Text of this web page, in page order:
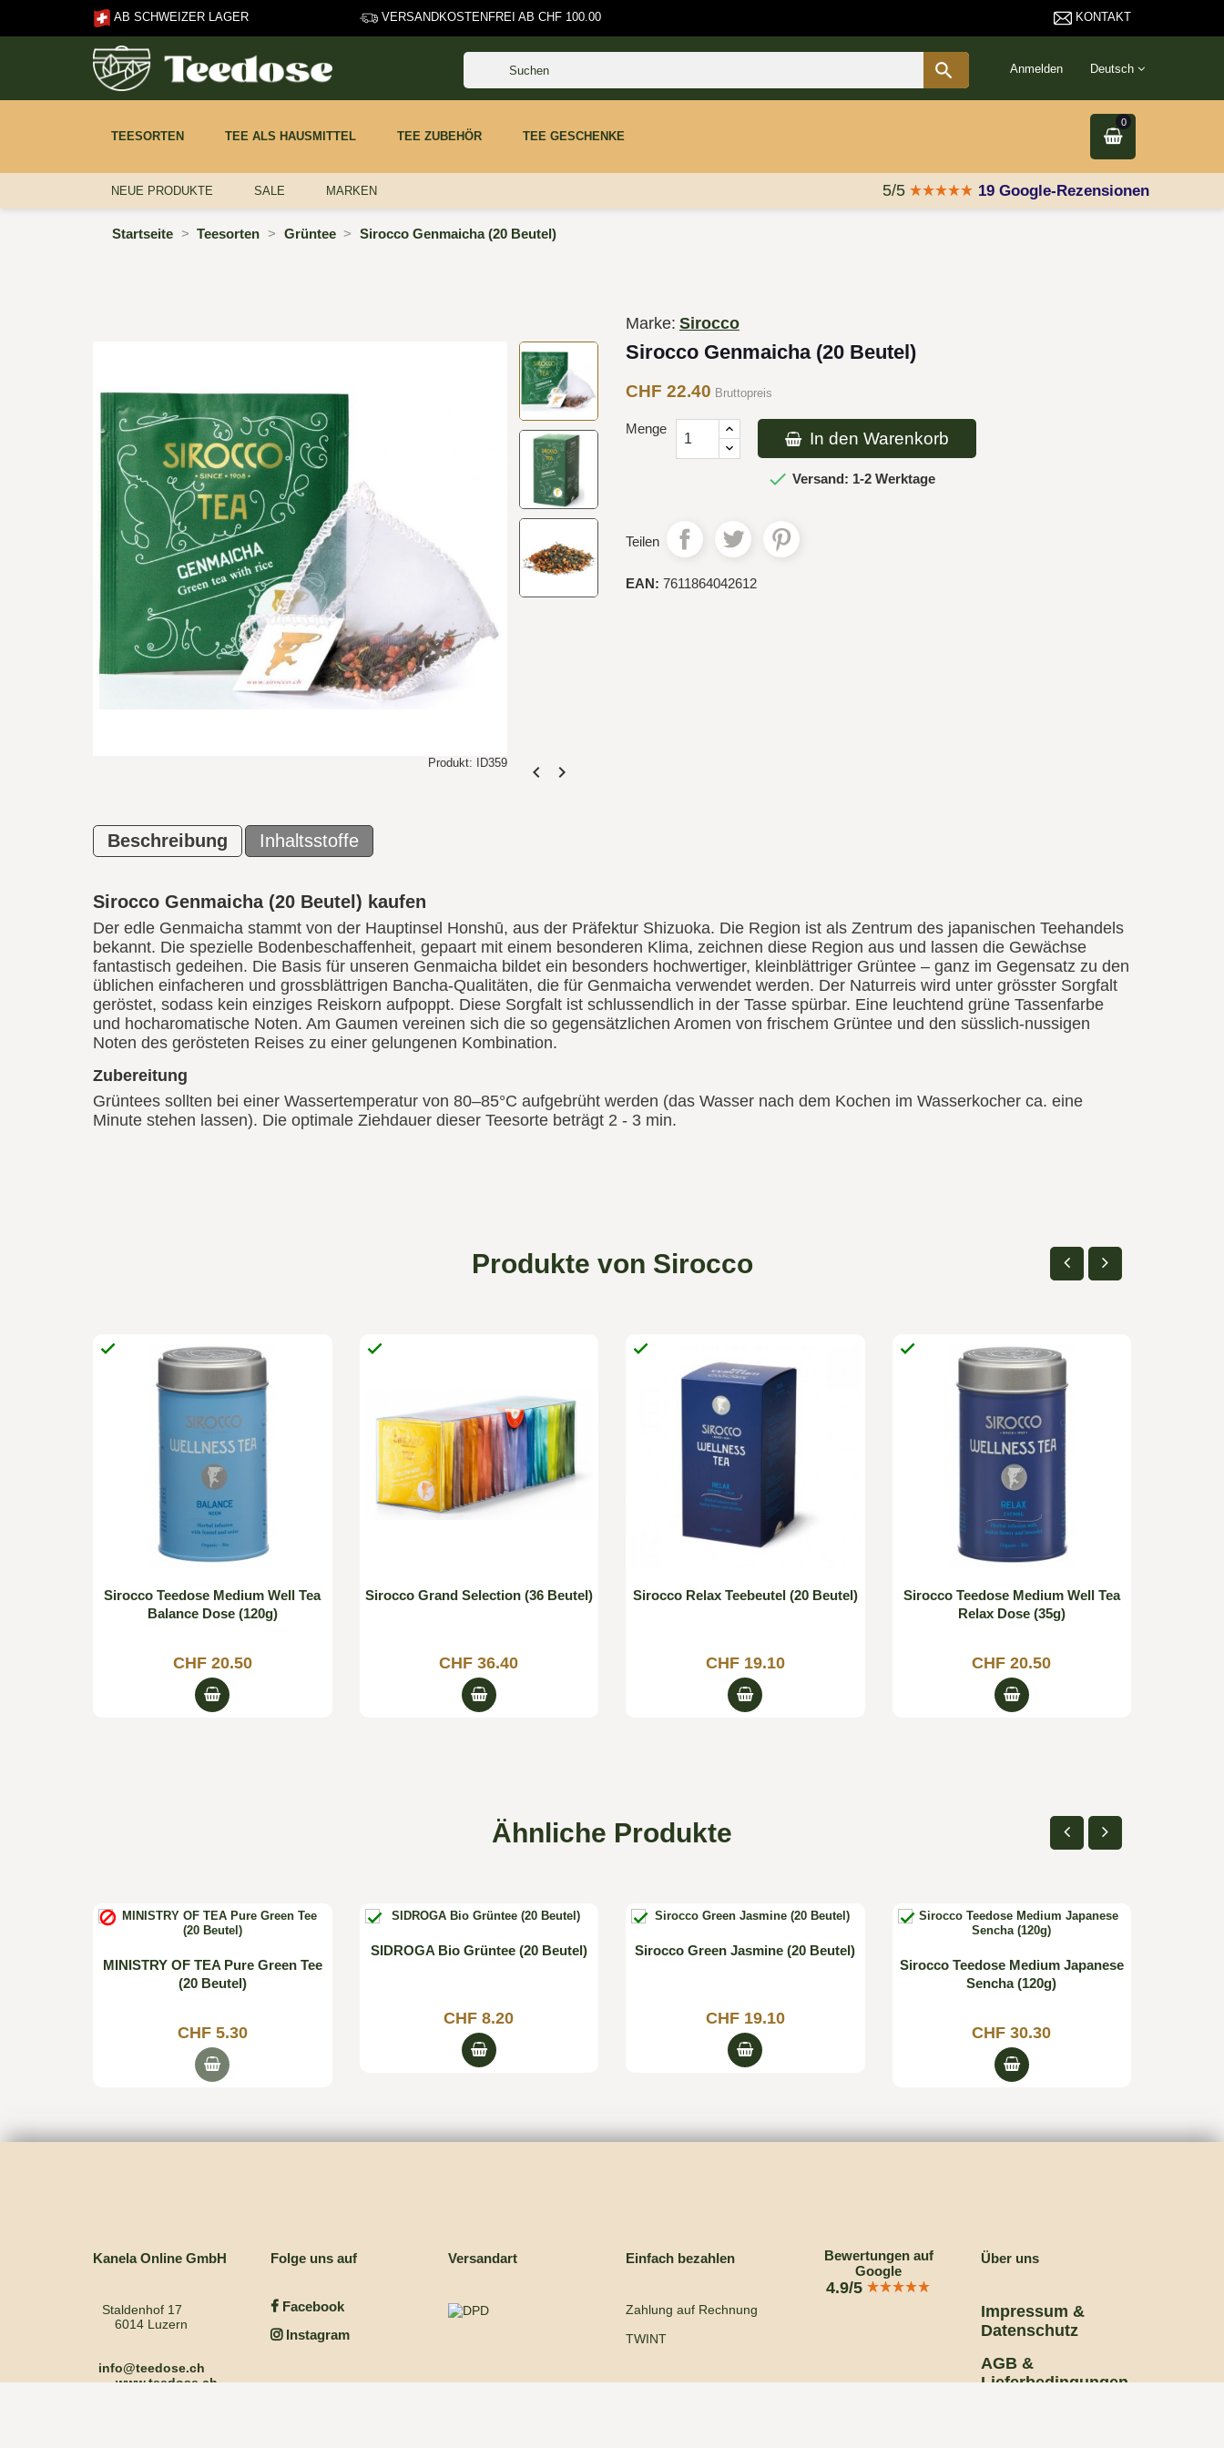
AB SCHWEIZER LAGER VERSANDKOSTENFREI AB CHF 100.00
KONTAKT
Deutsch
Anmelden

0
TEESORTEN TEE ALS HAUSMITTEL TEE ZUBEHÖR TEE GESCHENKE
NEUE PRODUKTE SALE MARKEN 5/5 19 Google-Rezensionen
Startseite Teesorten Grüntee Sirocco Genmaicha (20 Beutel)
Marke: Sirocco
Produkt: ID359  
Sirocco Genmaicha (20 Beutel)
CHF 22.40 Bruttopreis
Menge
In den Warenkorb
 Versand: 1-2 Werktage
Teilen
EAN: 7611864042612
Beschreibung Inhaltsstoffe
Sirocco Genmaicha (20 Beutel) kaufen
Der edle Genmaicha stammt von der Hauptinsel Honshū, aus der Präfektur Shizuoka. Die Region ist als Zentrum des japanischen Teehandels
bekannt. Die spezielle Bodenbeschaffenheit, gepaart mit einem besonderen Klima, zeichnen diese Region aus und lassen die Gewächse
fantastisch gedeihen. Die Basis für unseren Genmaicha bildet ein besonders hochwertiger, kleinblättriger Grüntee – ganz im Gegensatz zu den
üblichen einfacheren und grossblättrigen Bancha-Qualitäten, die für Genmaicha verwendet werden. Der Naturreis wird unter grösster Sorgfalt
geröstet, sodass kein einziges Reiskorn aufpoppt. Diese Sorgfalt ist schlussendlich in der Tasse spürbar. Eine leuchtend grüne Tassenfarbe
und hocharomatische Noten. Am Gaumen vereinen sich die so gegensätzlichen Aromen von frischem Grüntee und den süsslich-nussigen
Noten des gerösteten Reises zu einer gelungenen Kombination.
Zubereitung
Grüntees sollten bei einer Wassertemperatur von 80–85°C aufgebrüht werden (das Wasser nach dem Kochen im Wasserkocher ca. eine
Minute stehen lassen). Die optimale Ziehdauer dieser Teesorte beträgt 2 - 3 min.
Produkte von Sirocco

Sirocco Teedose Medium Well Tea
Balance Dose (120g)
CHF 20.50

Sirocco Grand Selection (36 Beutel)
CHF 36.40

Sirocco Relax Teebeutel (20 Beutel)
CHF 19.10

Sirocco Teedose Medium Well Tea
Relax Dose (35g)
CHF 20.50
Ähnliche Produkte

MINISTRY OF TEA Pure Green Tee
(20 Beutel)
CHF 5.30

SIDROGA Bio Grüntee (20 Beutel)
CHF 8.20

Sirocco Green Jasmine (20 Beutel)
CHF 19.10

Sirocco Teedose Medium Japanese
Sencha (120g)
CHF 30.30
Kanela Online GmbH
Staldenhof 17
6014 Luzern
info@teedose.ch
www.teedose.ch
Folge uns auf
Facebook
Instagram
Versandart Einfach bezahlen
Zahlung auf Rechnung
TWINT
Bewertungen auf
Google
4.9/5
Über uns
Impressum &
Datenschutz
AGB &
Lieferbedingungen